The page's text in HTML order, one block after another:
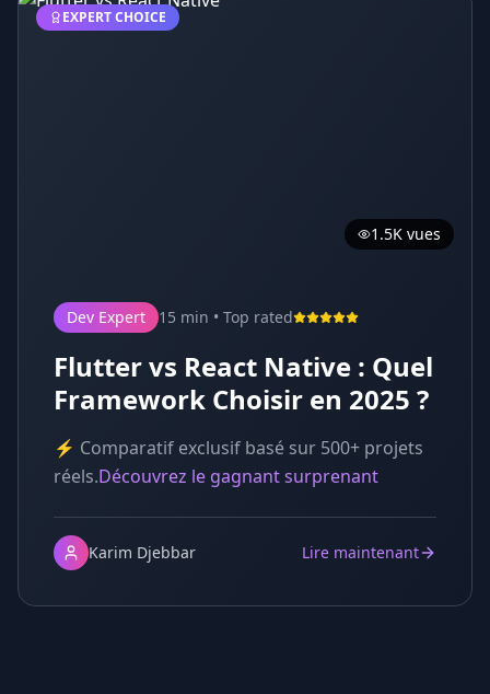
EXPERT CHOICE
1.5K vues
Dev Expert 15 min • Top rated
Flutter vs React Native : Quel
Framework Choisir en 2025 ?
⚡ Comparatif exclusif basé sur 500+ projets
réels.Découvrez le gagnant surprenant
Karim Djebbar Lire maintenant